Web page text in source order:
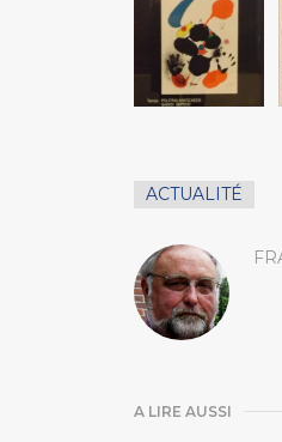
ACTUALITÉ
A LIRE AUSSI